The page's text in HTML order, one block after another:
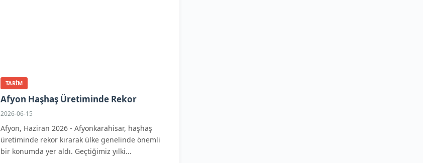
TARIM
Afyon Haşhaş Üretiminde Rekor
2026-06-15
Afyon, Haziran 2026 - Afyonkarahisar, haşhaş
üretiminde rekor kırarak ülke genelinde önemli
bir konumda yer aldı. Geçtiğimiz yılki...